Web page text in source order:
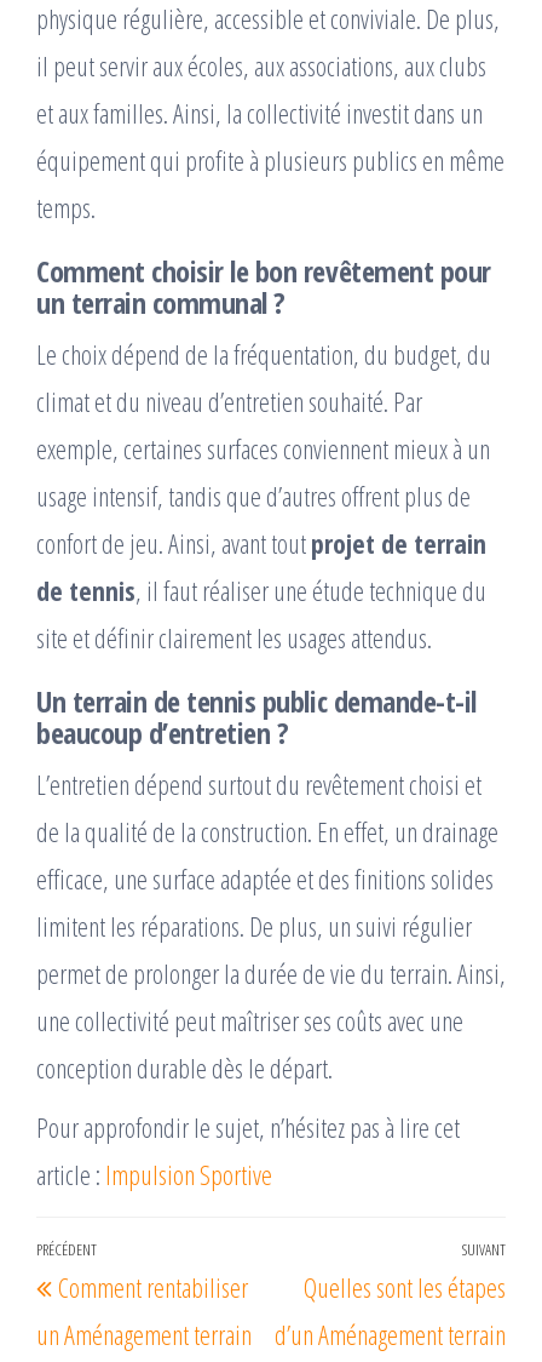
physique régulière, accessible et conviviale. De plus,
il peut servir aux écoles, aux associations, aux clubs
et aux familles. Ainsi, la collectivité investit dans un
équipement qui profite à plusieurs publics en même
temps.
Comment choisir le bon revêtement pour
un terrain communal ?
Le choix dépend de la fréquentation, du budget, du
climat et du niveau d’entretien souhaité. Par
exemple, certaines surfaces conviennent mieux à un
usage intensif, tandis que d’autres offrent plus de
confort de jeu. Ainsi, avant toutprojet de terrain
de tennis, il faut réaliser une étude technique du
site et définir clairement les usages attendus.
Un terrain de tennis public demande-t-il
beaucoup d’entretien ?
L’entretien dépend surtout du revêtement choisi et
de la qualité de la construction. En effet, un drainage
efficace, une surface adaptée et des finitions solides
limitent les réparations. De plus, un suivi régulier
permet de prolonger la durée de vie du terrain. Ainsi,
une collectivité peut maîtriser ses coûts avec une
conception durable dès le départ.
Pour approfondir le sujet, n’hésitez pas à lire cet
article : Impulsion Sportive
Navigation
de
l’article
Article
précédent
PRÉCÉDENT
Comment rentabiliser
un Aménagement terrain
SUIVANT
Quelles sont les étapes
d’un Aménagement terrain